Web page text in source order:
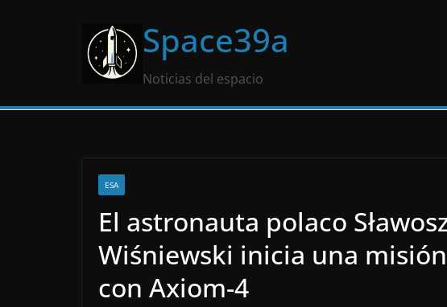
Space39a
Noticias del espacio
ESA
El astronauta polaco
Wiśniewski inicia una
con Axiom-4